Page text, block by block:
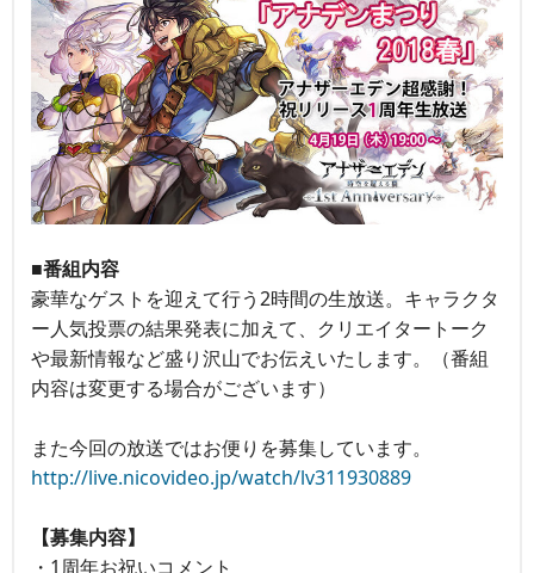
■番組内容
豪華なゲストを迎えて行う2時間の生放送。キャラクタ
ー人気投票の結果発表に加えて、クリエイタートーク
や最新情報など盛り沢山でお伝えいたします。（番組
内容は変更する場合がございます）
また今回の放送ではお便りを募集しています。
http://live.nicovideo.jp/watch/lv311930889
【募集内容】
・1周年お祝いコメント